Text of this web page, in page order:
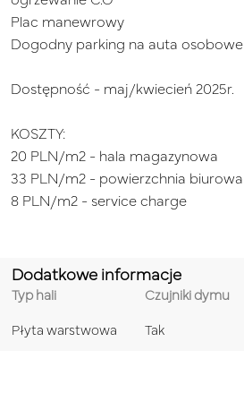
Plac manewrowy
Dogodny parking na auta osobowe
Dostępność - maj/kwiecień 2025r.
KOSZTY:
20 PLN/m2 - hala magazynowa
33 PLN/m2 - powierzchnia biurowa
8 PLN/m2 - service charge
Dodatkowe informacje
Typ hali
Płyta warstwowa
Czujniki dymu
Tak